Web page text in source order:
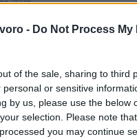
- Do Not Process My
of the sale, sharing to third
personal or sensitive
by us, please use the below
selection. Please note
you may continue